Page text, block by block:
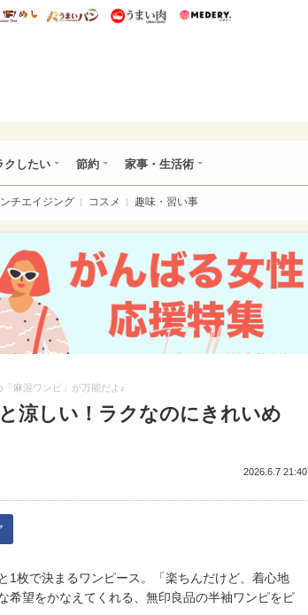
ィズニー特集
うまいめし うまいパン うまい肉
クしたい 節約 家事・生活術
チエイジング コスメ 趣味・習い事
「麻混ワンピ」が万能だよ♪
涼しい！ラクなのにきれいめ
2026.6.7 21:40
1枚で決まるワンピース。「楽ちんだけど、着心地
希望をかなえてくれる、無印良品の半袖ワンピをピ